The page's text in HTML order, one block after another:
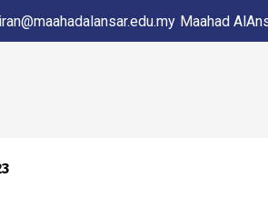
Maahad